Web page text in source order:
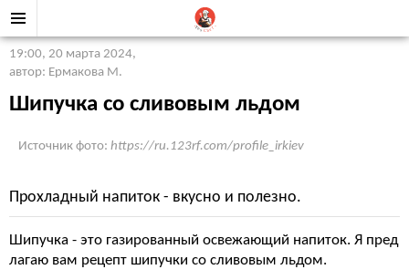
19:00, 20 марта 2024,
автор: Ермакова М.
Шипучка со сливовым льдом
Источник фото: https://ru.123rf.com/profile_irkiev
Прохладный напиток - вкусно и полезно.
Шипучка - это газированный освежающий напиток. Я пред
лагаю вам рецепт шипучки со сливовым льдом.